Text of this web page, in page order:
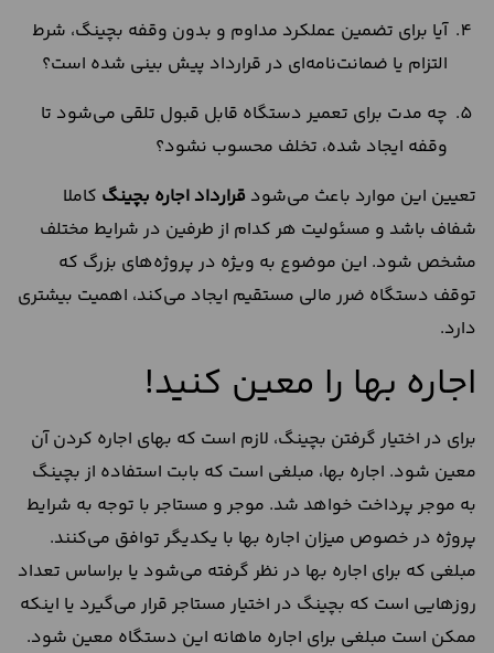
آیا برای تضمین عملکرد مداوم و بدون وقفه بچینگ، شرط
التزام یا ضمانت‌نامه‌ای در قرارداد پیش‌ بینی شده است؟
چه مدت برای تعمیر دستگاه قابل قبول تلقی می‌شود تا
وقفه ایجاد شده، تخلف محسوب نشود؟
تعیین این موارد باعث می‌شود قرارداد اجاره بچینگ کاملا
شفاف باشد و مسئولیت هر کدام از طرفین در شرایط مختلف
مشخص شود. این موضوع به‌ ویژه در پروژه‌های بزرگ که
توقف دستگاه ضرر مالی مستقیم ایجاد می‌کند، اهمیت بیشتری
دارد.
اجاره بها را معین کنید!
برای در اختیار گرفتن بچینگ، لازم است که بهای اجاره کردن آن
معین شود. اجاره بها، مبلغی است که بابت استفاده از بچینگ
به موجر پرداخت خواهد شد. موجر و مستاجر با توجه به شرایط
پروژه در خصوص میزان اجاره بها با یکدیگر توافق می‌کنند.
مبلغی که برای اجاره بها در نظر گرفته می‌شود یا براساس تعداد
روزهایی است که بچینگ در اختیار مستاجر قرار می‌گیرد یا اینکه
ممکن است مبلغی برای اجاره ماهانه این دستگاه معین شود.